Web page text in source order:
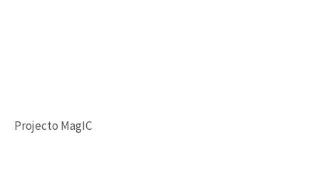
Projecto MagIC